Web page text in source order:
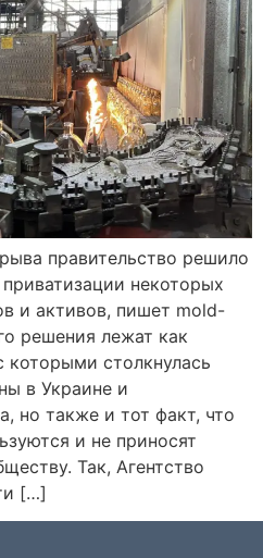
правительство решило
некоторых
и активов, пишет mold-
решения лежат как
столкнулась
в Украине и
но также и тот факт, что
и не приносят
Так, Агентство
[…]